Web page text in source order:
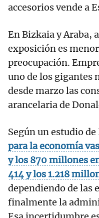
accesorios vende a
En Bizkaia y Araba,
exposición es
preocupación.
uno de los gigantes
desde marzo las
arancelaria de
Según un estudio
para la economía
y los 870 millones
414 y los 1.218
dependiendo de las
finalmente la